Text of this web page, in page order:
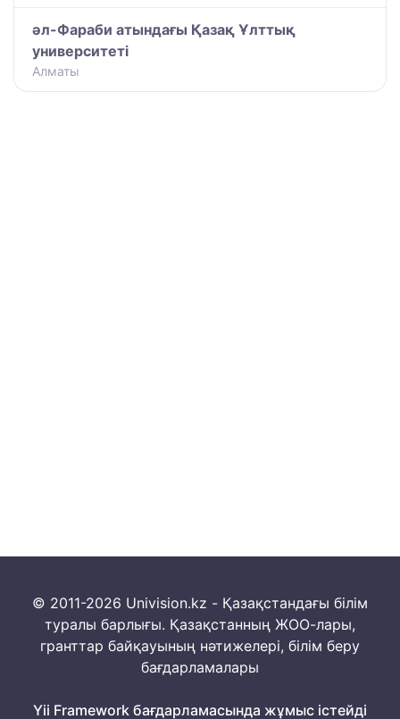
әл-Фараби атындағы Қазақ Ұлттық
университеті
Алматы
© 2011-2026 Univision.kz - Қазақстандағы білім
туралы барлығы. Қазақстанның ЖОО-лары,
гранттар байқауының нәтижелері, білім беру
бағдарламалары
Yii Framework бағдарламасында жұмыс істейді